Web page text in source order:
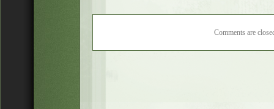
Comments are